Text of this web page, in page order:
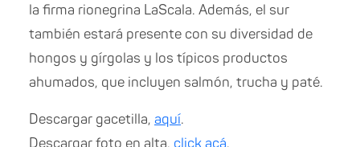
la firma rionegrina LaScala. Además, el sur
también estará presente con su diversidad de
hongos y gírgolas y los típicos productos
ahumados, que incluyen salmón, trucha y paté.
Descargar gacetilla, aquí.
Descargar foto en alta, click acá.